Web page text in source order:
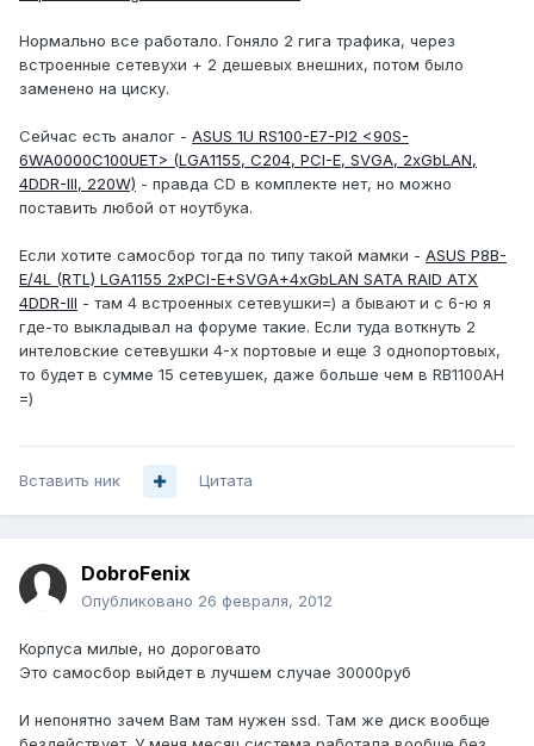
Нормально все работало. Гоняло 2 гига трафика, через
встроенные сетевухи + 2 дешевых внешних, потом было
заменено на циску.
Сейчас есть аналог - ASUS 1U RS100-E7-PI2 <90S-
6WA0000C100UET> (LGA1155, C204, PCI-E, SVGA, 2xGbLAN,
4DDR-III, 220W) - правда CD в комплекте нет, но можно
поставить любой от ноутбука.
Если хотите самосбор тогда по типу такой мамки - ASUS P8B-
E/4L (RTL) LGA1155 2xPCI-E+SVGA+4xGbLAN SATA RAID ATX
4DDR-III - там 4 встроенных сетевушки=) а бывают и с 6-ю я
где-то выкладывал на форуме такие. Если туда воткнуть 2
интеловские сетевушки 4-х портовые и еще 3 однопортовых,
то будет в сумме 15 сетевушек, даже больше чем в RB1100AH
=)
Вставить ник Цитата
DobroFenix
Опубликовано 26 февраля, 2012
Корпуса милые, но дороговато
Это самосбор выйдет в лучшем случае 30000руб
И непонятно зачем Вам там нужен ssd. Там же диск вообще